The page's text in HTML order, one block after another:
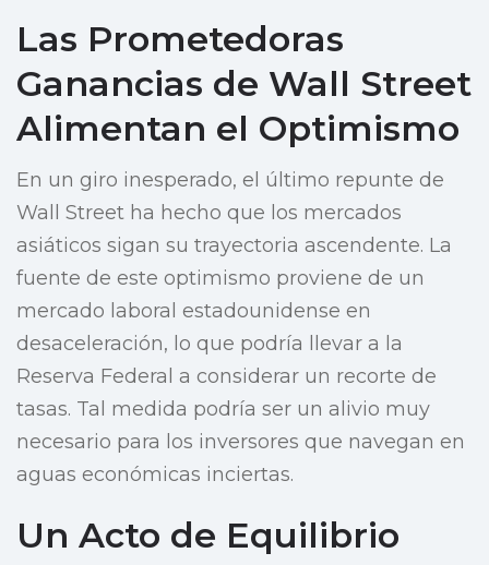
Las Prometedoras
Ganancias de Wall Street
Alimentan el Optimismo
En un giro inesperado, el último repunte de
Wall Street ha hecho que los mercados
asiáticos sigan su trayectoria ascendente. La
fuente de este optimismo proviene de un
mercado laboral estadounidense en
desaceleración, lo que podría llevar a la
Reserva Federal a considerar un recorte de
tasas. Tal medida podría ser un alivio muy
necesario para los inversores que navegan en
aguas económicas inciertas.
Un Acto de Equilibrio